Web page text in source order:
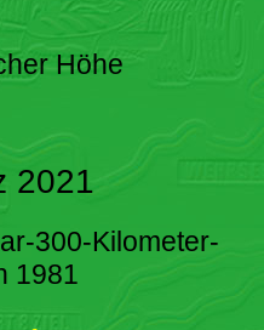
Höhe
2021
300-Kilometer-
1981